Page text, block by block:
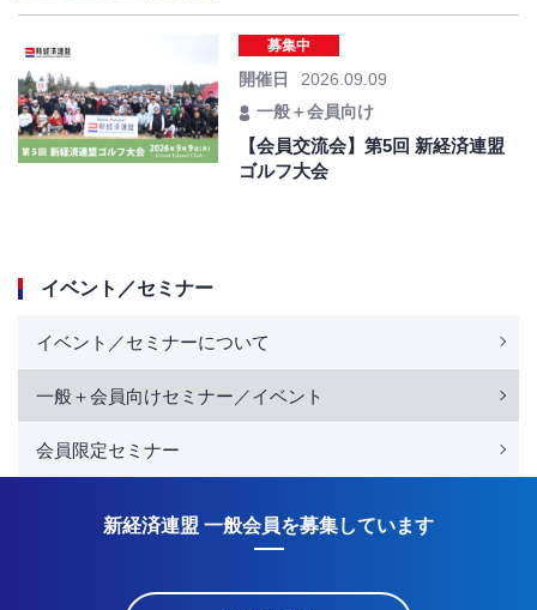
募集中
開催日
2026.09.09
一般＋会員向け
【会員交流会】第5回 新経済連盟
ゴルフ大会
イベント／セミナー
イベント／セミナーについて
一般＋会員向けセミナー／イベント
会員限定セミナー
新経済連盟 一般会員を募集しています